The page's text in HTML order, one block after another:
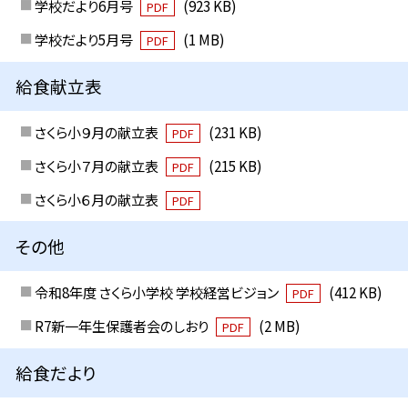
学校だより6月号
PDF
(923 KB)
学校だより5月号
PDF (1 MB)
給食献立表
さくら小９月の献立表 PDF
(231 KB)
さくら小７月の献立表
PDF
(215 KB)
さくら小６月の献立表
PDF
その他
令和8年度 さくら小学校 学校経営ビジョン PDF
(412 KB)
R7新一年生保護者会のしおり
PDF (2 MB)
給食だより